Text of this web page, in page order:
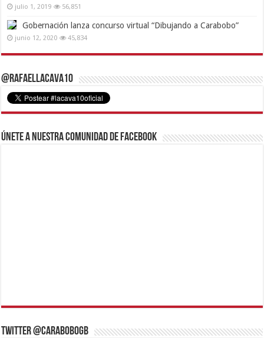
julio 1, 2019 56,851
Gobernación lanza concurso virtual “Dibujando a Carabobo”
junio 12, 2020 45,834
@RafaelLacava10
Únete a nuestra comunidad de Facebook
Twitter @CaraboboGB